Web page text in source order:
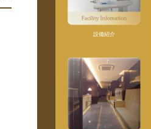
設備紹介